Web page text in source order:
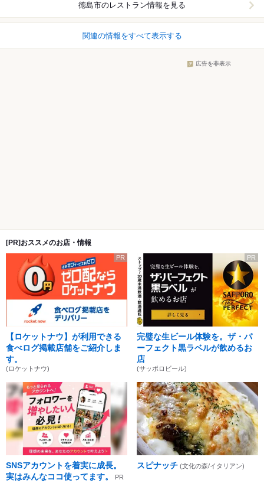
徳島市のレストラン情報を見る
関連の情報をすべて表示する
広告を非表示
[PR]おススメのお店・情報
PR
【ロケットナウ】が利用できる
食べログ掲載店舗をご紹介しま
す。
(ロケットナウ)
PR
完璧な生ビール体験を。ザ・パ
ーフェクト黒ラベルが飲めるお
店
(サッポロビール)
SNSアカウントを着実に成長。
実はみんなココ使ってます。
PR
スピナッチ (文化の森/イタリアン)